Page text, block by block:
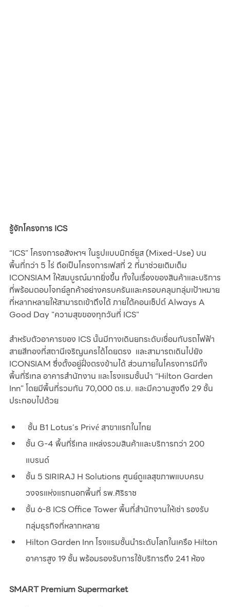
รู้จักโครงการ ICS
“ICS” โครงการอสังหาฯ ในรูปแบบมิกซ์ยูส (Mixed-Use) บน
พื้นที่กว่า 5 ไร่ ถือเป็นโครงการเฟสที่ 2 ที่มาช่วยเติมเต็ม
ICONSIAM ให้สมบูรณ์มากยิ่งขึ้น ทั้งในเรื่องของสินค้าและบริการ
ที่พร้อมตอบโจทย์ลูกค้าอย่างครบครันและครอบคลุมกลุ่มเป้าหมาย
ที่หลากหลายให้สามารถเข้าถึงได้ ภายใต้คอนเซ็ปต์ Always A
Good Day "ความสุขของทุกวันที่ ICS"
สำหรับตัวอาคารของ ICS นั้นมีทางเดินยกระดับเชื่อมกับรถไฟฟ้า
สายสีทองที่สถานีเจริญนครได้โดยตรง  และสามารถเดินไปยัง
ICONSIAM ซึ่งตั้งอยู่ฝั่งตรงข้ามได้ ส่วนภายในโครงการมีทั้ง
พื้นที่รีเทล อาคารสำนักงาน และโรงแรมชั้นนำ “Hilton Garden
Inn” โดยมีพื้นที่รวมกัน 70,000 ตร.ม. และมีความสูงถึง 29 ชั้น
ประกอบไปด้วย
ชั้น B1 Lotus’s Privé สาขาแรกในไทย
ชั้น G-4 พื้นที่รีเทล แหล่งรวมสินค้าและบริการกว่า 200
แบรนด์
ชั้น 5 SIRIRAJ H Solutions ศูนย์ดูแลสุขภาพแบบครบ
วงจรแห่งแรกนอกพื้นที่ รพ.ศิริราช
ชั้น 6-8 ICS Office Tower พื้นที่สำนักงานให้เช่า รองรับ
กลุ่มธุรกิจที่หลากหลาย
Hilton Garden Inn โรงแรมชั้นนำระดับโลกในเครือ Hilton
อาคารสูง 19 ชั้น พร้อมรองรับการใช้บริการถึง 241 ห้อง
SMART Premium Supermarket